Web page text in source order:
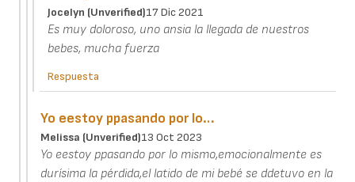
Jocelyn (unverified)17 Dic 2021
Es muy doloroso, uno ansia la llegada de nuestros
bebes, mucha fuerza
Respuesta
Yo eestoy ppasando por lo…
Melissa (unverified)13 Oct 2023
Yo eestoy ppasando por lo mismo,emocionalmente es
durísima la pérdida,el latido de mi bebé se ddetuvo en la